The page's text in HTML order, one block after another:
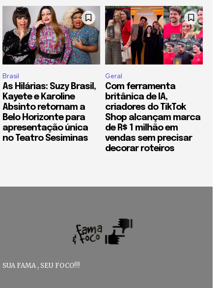
Brasil
As Hilárias: Suzy Brasil,
Kayete e Karoline
Absinto retornam a
Belo Horizonte para
apresentação única
no Teatro Sesiminas
Geral
Com ferramenta
britânica de IA,
criadores do TikTok
Shop alcançam marca
de R$ 1 milhão em
vendas sem precisar
decorar roteiros
SUA FAMA , SEU FOCO!!!